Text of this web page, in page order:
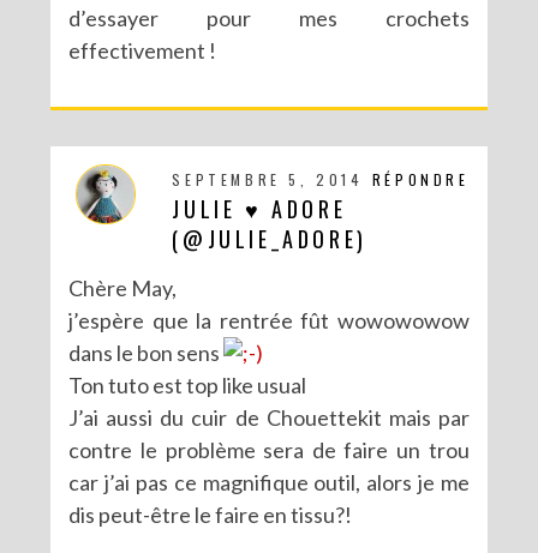
d’essayer pour mes crochets
effectivement !
RÉPONDRE
SEPTEMBRE 5, 2014
JULIE ♥ ADORE
(@JULIE_ADORE)
Chère May,
j’espère que la rentrée fût wowowowow
dans le bon sens
Ton tuto est top like usual
J’ai aussi du cuir de Chouettekit mais par
contre le problème sera de faire un trou
car j’ai pas ce magnifique outil, alors je me
dis peut-être le faire en tissu?!